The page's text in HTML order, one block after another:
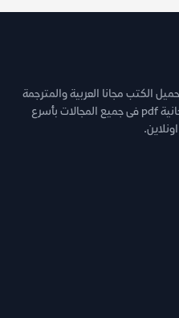
الكتب مجانا العربية والمترجمة
والروايات والقصص وغيرها من كتب مجانية pdf فى جميع المجالات بأسرع